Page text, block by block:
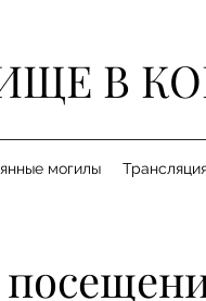
В
могилы